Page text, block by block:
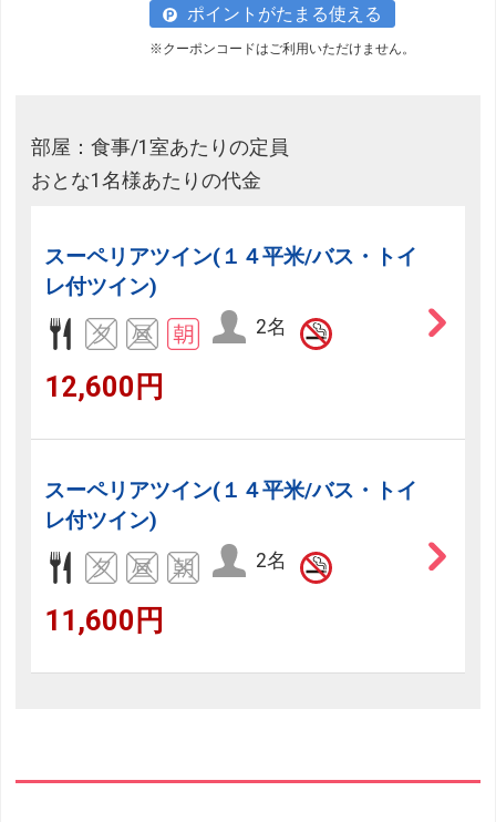
ポイントがたまる使える
※クーポンコードはご利用いただけません。
部屋：食事/1室あたりの定員
おとな1名様あたりの代金
スーペリアツイン(１４平米/バス・トイ
レ付ツイン)
2名
12,600円
スーペリアツイン(１４平米/バス・トイ
レ付ツイン)
2名
11,600円